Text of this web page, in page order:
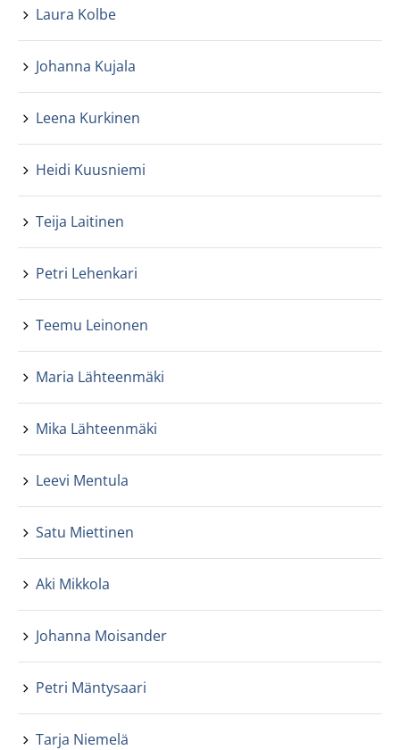
Laura Kolbe
Johanna Kujala
Leena Kurkinen
Heidi Kuusniemi
Teija Laitinen
Petri Lehenkari
Teemu Leinonen
Maria Lähteenmäki
Mika Lähteenmäki
Leevi Mentula
Satu Miettinen
Aki Mikkola
Johanna Moisander
Petri Mäntysaari
Tarja Niemelä